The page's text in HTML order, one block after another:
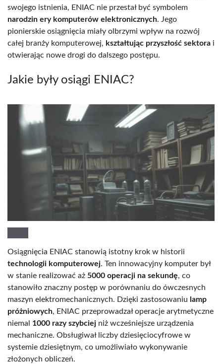
swojego istnienia, ENIAC nie przestał być symbolem
narodzin ery komputerów elektronicznych. Jego
pionierskie osiągnięcia miały olbrzymi wpływ na rozwój
całej branży komputerowej, kształtując przyszłość sektora i
otwierając nowe drogi do dalszego postępu.
Jakie były osiągi ENIAC?
Osiągnięcia ENIAC stanowią istotny krok w historii
technologii komputerowej. Ten innowacyjny komputer był
w stanie realizować aż 5000 operacji na sekundę, co
stanowiło znaczny postęp w porównaniu do ówczesnych
maszyn elektromechanicznych. Dzięki zastosowaniu lamp
próżniowych, ENIAC przeprowadzał operacje arytmetyczne
niemal 1000 razy szybciej niż wcześniejsze urządzenia
mechaniczne. Obsługiwał liczby dziesięciocyfrowe w
systemie dziesiętnym, co umożliwiało wykonywanie
złożonych obliczeń.